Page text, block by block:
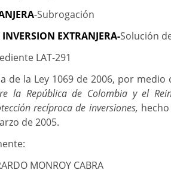
-Subrogación
EXTRANJERA-Solución
LAT-291
de la Ley 1069 de 2006, por
la República de Colombia y el
recíproca de inversiones,
de 2005.
MONROY CABRA